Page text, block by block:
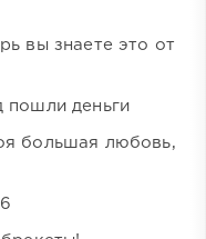
вы знаете это от
деньги
большая любовь,